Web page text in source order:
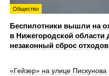
Общество
Беспилотники вышли на
в Нижегородской
незаконный сброс отходов
«Гейзер» на улице